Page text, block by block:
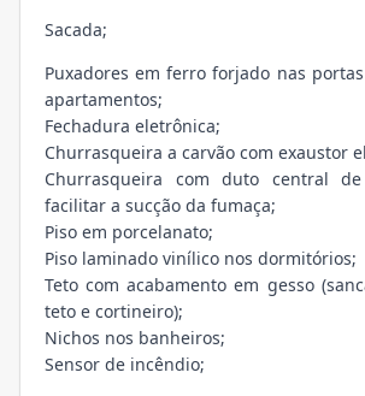
Sacada;
Puxadores em ferro forjado nas
apartamentos;
Fechadura eletrônica;
Churrasqueira a carvão com exaustor
Churrasqueira com duto central
facilitar a sucção da fumaça;
Piso em porcelanato;
Piso laminado vinílico nos dormitórios;
Teto com acabamento em gesso
teto e cortineiro);
Nichos nos banheiros;
Sensor de incêndio;